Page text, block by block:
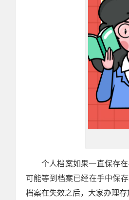
个人档案如果一直保存
可能等到档案已经在手中保
档案在失效之后，大家办理存